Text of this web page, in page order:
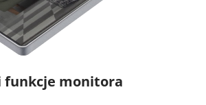
funkcje monitora